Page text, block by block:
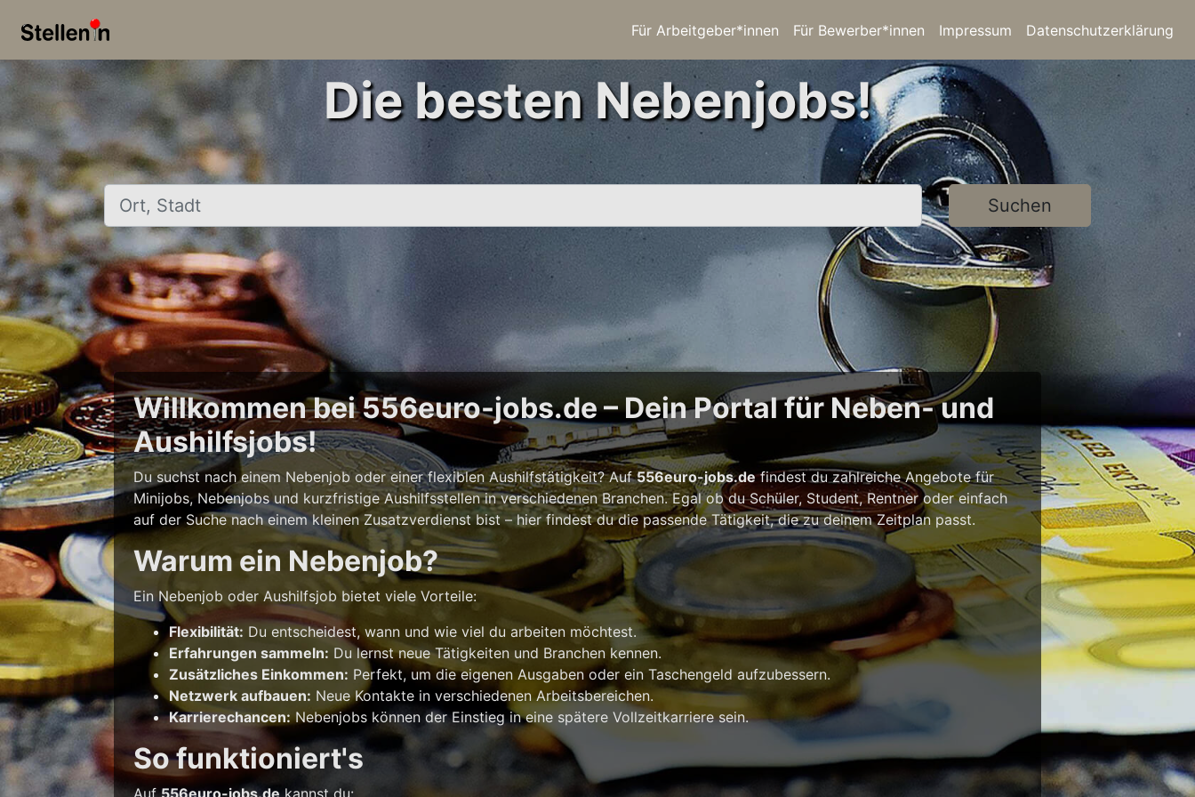
Für Arbeitgeber*innen Für Bewerber*innen Impressum Datenschutzerklärung
Die besten Nebenjobs!
Ort, Stadt Suchen
Willkommen bei 556euro-jobs.de – Dein Portal für Neben- und
Aushilfsjobs!
Du suchst nach einem Nebenjob oder einer flexiblen Aushilfstätigkeit? Auf556euro-jobs.defindest du zahlreiche Angebote für
Minijobs, Nebenjobs und kurzfristige Aushilfsstellen in verschiedenen Branchen. Egal ob du Schüler, Student, Rentner oder einfach
auf der Suche nach einem kleinen Zusatzverdienst bist – hier findest du die passende Tätigkeit, die zu deinem Zeitplan passt.
Warum ein Nebenjob?
Ein Nebenjob oder Aushilfsjob bietet viele Vorteile:
Flexibilität: Du entscheidest, wann und wie viel du arbeiten möchtest.
Erfahrungen sammeln: Du lernst neue Tätigkeiten und Branchen kennen.
Zusätzliches Einkommen: Perfekt, um die eigenen Ausgaben oder ein Taschengeld aufzubessern.
Netzwerk aufbauen: Neue Kontakte in verschiedenen Arbeitsbereichen.
Karrierechancen:Nebenjobs können der Einstieg in eine spätere Vollzeitkarriere sein.
So funktioniert's